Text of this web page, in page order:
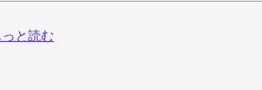
っと読む